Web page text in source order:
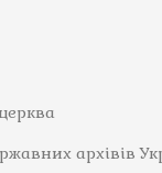
архівів